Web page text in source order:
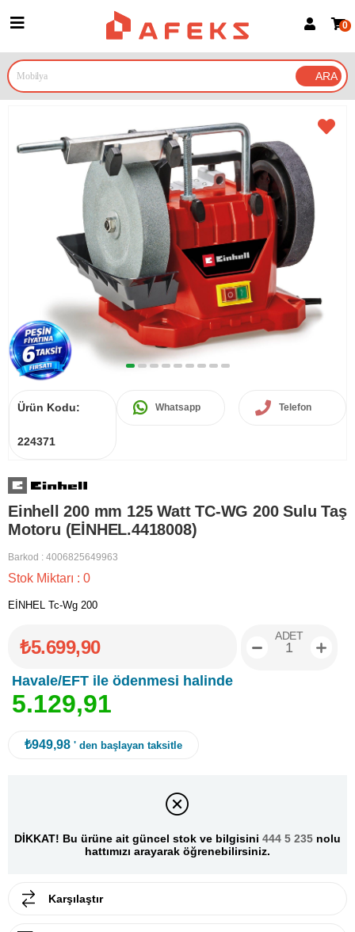
Google İle Bağlan
0
Ürün Kodu:
224371
Whatsapp Telefon
Einhell 200 mm 125 Watt TC-WG 200 Sulu Taş
Motoru (EİNHEL.4418008)
Barkod : 4006825649963
Stok Miktarı : 0
EİNHEL Tc-Wg 200
₺5.699,90
Havale/EFT ile ödenmesi halinde
5.129,91
ADET
₺949,98 ' den başlayan taksitle
DİKKAT! Bu ürüne ait güncel stok ve bilgisini 444 5 235 nolu
hattımızı arayarak öğrenebilirsiniz.
Karşılaştır